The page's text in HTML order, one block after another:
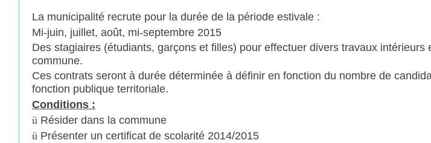
La municipalité recrute pour la durée de la période estivale :
Mi-juin, juillet, août, mi-septembre 2015
Des stagiaires (étudiants, garçons et filles) pour effectuer divers travaux
commune.
Ces contrats seront à durée déterminée à définir en fonction du nombre de
fonction publique territoriale.
Conditions :
ü Résider dans la commune
ü Présenter un certificat de scolarité 2014/2015